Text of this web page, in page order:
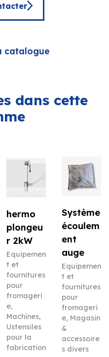
catalogue
dans cette
hermo
plongeu
r 2kW
Equipemen
t et
fournitures
pour
fromageri
e,
Machines,
Ustensiles
pour la
fabrication
Système
écoulem
ent
auge
Equipemen
t et
fournitures
pour
fromageri
e, Magasin
&
accessoire
s divers